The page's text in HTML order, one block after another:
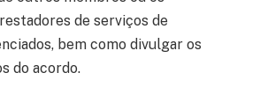
de serviços de
bem como divulgar os
do acordo.